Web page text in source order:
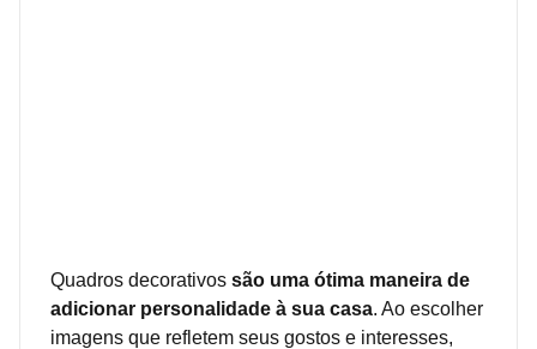
Quadros decorativos são uma ótima maneira de
adicionar personalidade à sua casa. Ao escolher
imagens que refletem seus gostos e interesses,